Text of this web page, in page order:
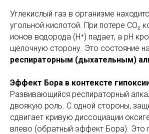
Углекислый газ в организме
угольной кислотой. При потере CO₂
ионов водорода (H⁺) падает, а pH
щелочную сторону. Это состояние
респираторным (дыхательным)
Эффект Бора в контексте
Развивающийся респираторный
двоякую роль. С одной стороны,
сдвигает кривую диссоциации
влево (обратный эффект Бора). Это